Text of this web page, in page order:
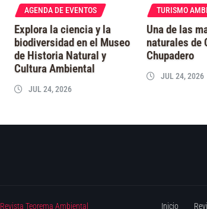
AGENDA DE EVENTOS
Explora la ciencia y la
biodiversidad en el Museo
de Historia Natural y
Cultura Ambiental
JUL 24, 2026
TURISMO
Una de las
naturales de
Chupadero
JUL 24, 2026
Revista Teorema Ambiental Inicio